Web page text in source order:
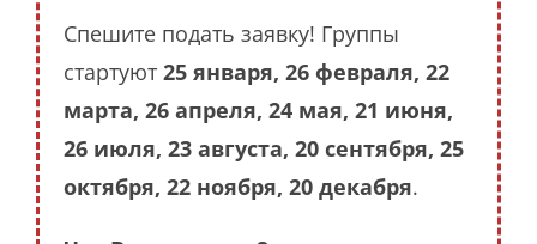
Спешите подать заявку! Группы
стартуют 25 января, 26 февраля, 22
марта, 26 апреля, 24 мая, 21 июня,
26 июля, 23 августа, 20 сентября, 25
октября, 22 ноября, 20 декабря.